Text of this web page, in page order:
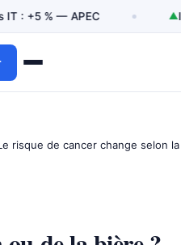
▲Ingénierie/R&D :
risque de cancer change selon la